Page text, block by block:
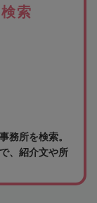
索
務所を検索。
、紹介文や所